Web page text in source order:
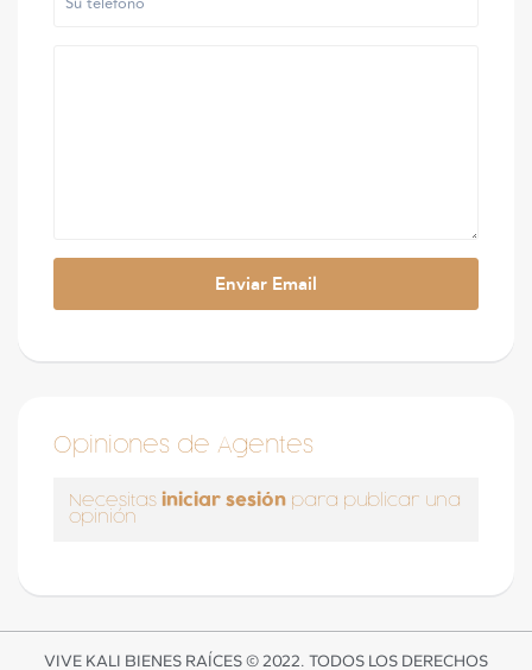
Opiniones de Agentes
Necesitas iniciar sesión para publicar una
opinión
VIVE KALI BIENES RAÍCES © 2022. TODOS LOS DERECHOS